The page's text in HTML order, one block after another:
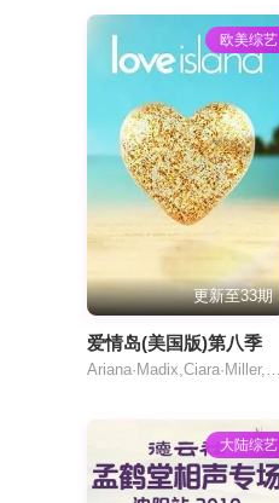
欧美综艺
更新至33期
爱情岛(美国版)第八季
大陆综艺